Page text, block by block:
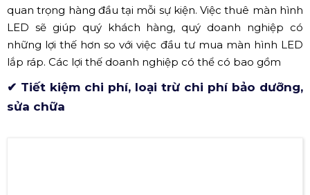
quan trọng hàng đầu tại mỗi sự kiện. Việc thuê màn hình
LED sẽ giúp quý khách hàng, quý doanh nghiệp có
những lợi thế hơn so với việc đầu tư mua màn hình LED
lắp ráp. Các lợi thế doanh nghiệp có thể có bao gồm
✔ Tiết kiệm chi phí, loại trừ chi phí bảo dưỡng,
sửa chữa